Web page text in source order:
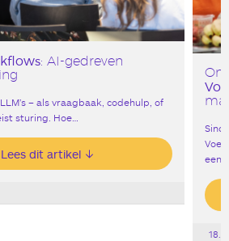
: AI-gedreven
– als vraagbaak, codehulp, of
sturing. Hoe…
Lees dit artikel
een…